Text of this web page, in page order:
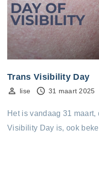
Trans Visibility Day
lise 31 maart 2025
Het is vandaag 31
Visibility Day is, ook